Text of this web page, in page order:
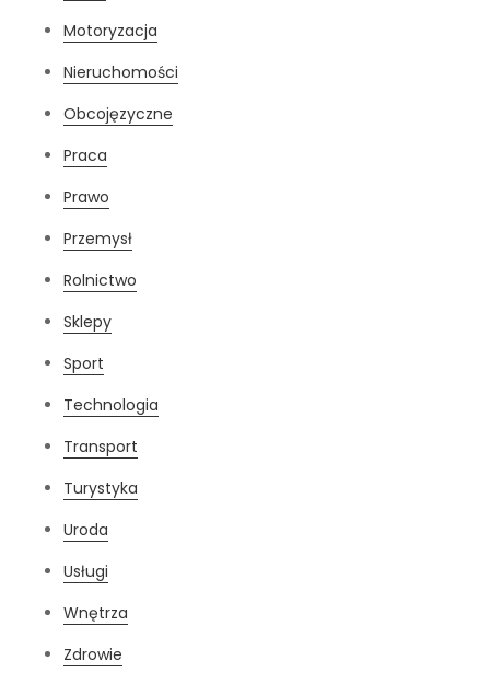
Motoryzacja
Nieruchomości
Obcojęzyczne
Praca
Prawo
Przemysł
Rolnictwo
Sklepy
Sport
Technologia
Transport
Turystyka
Uroda
Usługi
Wnętrza
Zdrowie